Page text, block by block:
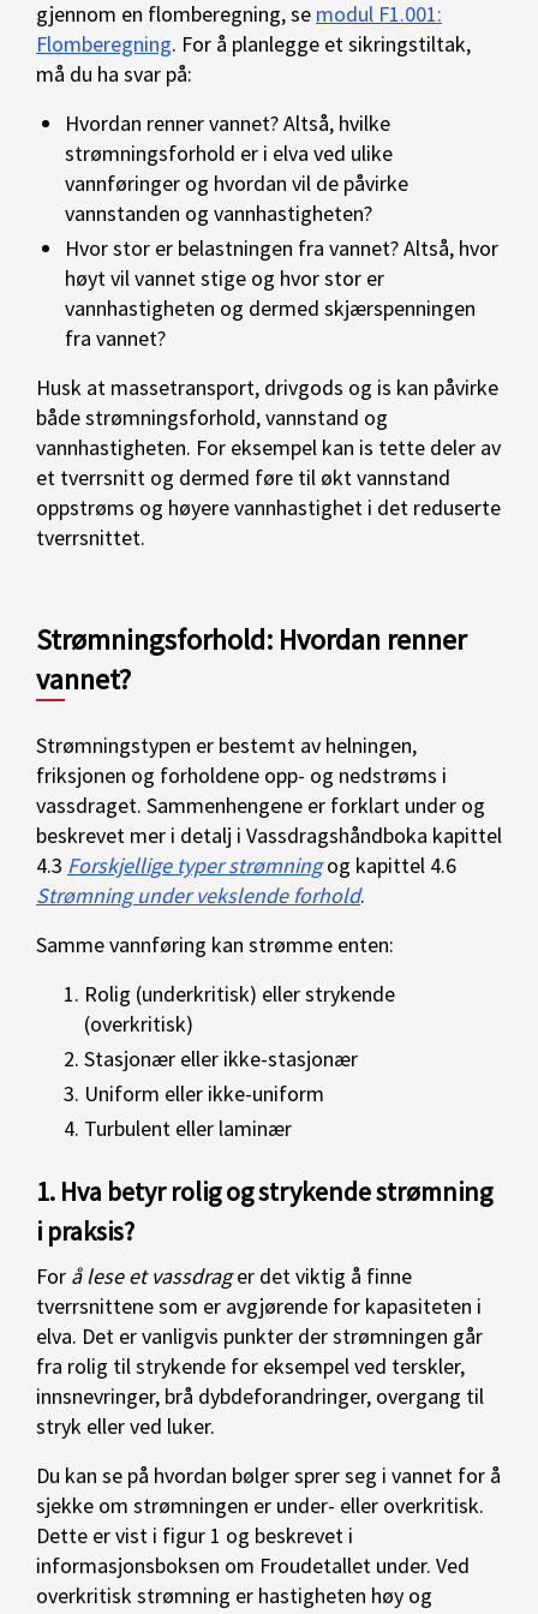
gjennom en flomberegning, se modul F1.001:
Flomberegning. For å planlegge et sikringstiltak,
må du ha svar på:
Hvordan renner vannet? Altså, hvilke
strømningsforhold er i elva ved ulike
vannføringer og hvordan vil de påvirke
vannstanden og vannhastigheten?
Hvor stor er belastningen fra vannet? Altså, hvor
høyt vil vannet stige og hvor stor er
vannhastigheten og dermed skjærspenningen
fra vannet?
Husk at massetransport, drivgods og is kan påvirke
både strømningsforhold, vannstand og
vannhastigheten. For eksempel kan is tette deler av
et tverrsnitt og dermed føre til økt vannstand
oppstrøms og høyere vannhastighet i det reduserte
tverrsnittet.
Strømningsforhold: Hvordan renner
vannet?
Strømningstypen er bestemt av helningen,
friksjonen og forholdene opp- og nedstrøms i
vassdraget. Sammenhengene er forklart under og
beskrevet mer i detalj i Vassdragshåndboka kapittel
4.3 Forskjellige typer strømningog kapittel 4.6
Strømning under vekslende forhold.
Samme vannføring kan strømme enten:
Rolig (underkritisk) eller strykende
(overkritisk)
Stasjonær eller ikke-stasjonær
Uniform eller ikke-uniform
Turbulent eller laminær
1. Hva betyr rolig og strykende strømning
i praksis?
For å lese et vassdrager det viktig å finne
tverrsnittene som er avgjørende for kapasiteten i
elva. Det er vanligvis punkter der strømningen går
fra rolig til strykende for eksempel ved terskler,
innsnevringer, brå dybdeforandringer, overgang til
stryk eller ved luker.
Du kan se på hvordan bølger sprer seg i vannet for å
sjekke om strømningen er under- eller overkritisk.
Dette er vist i figur 1 og beskrevet i
informasjonsboksen om Froudetallet under. Ved
overkritisk strømning er hastigheten høy og